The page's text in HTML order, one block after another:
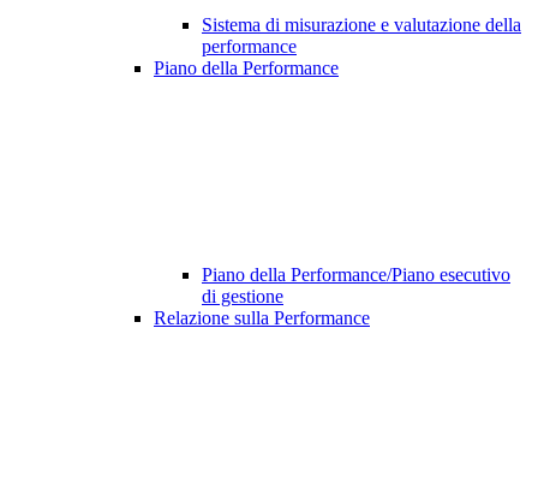
Sistema di misurazione e valutazione della
performance
Piano della Performance
Piano della Performance/Piano esecutivo
di gestione
Relazione sulla Performance